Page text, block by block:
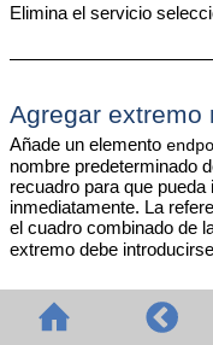
Elimina el servicio
Agregar extremo
Añade un elemento
nombre predeterminado
recuadro para que
inmediatamente. La
el cuadro combinado de
extremo debe